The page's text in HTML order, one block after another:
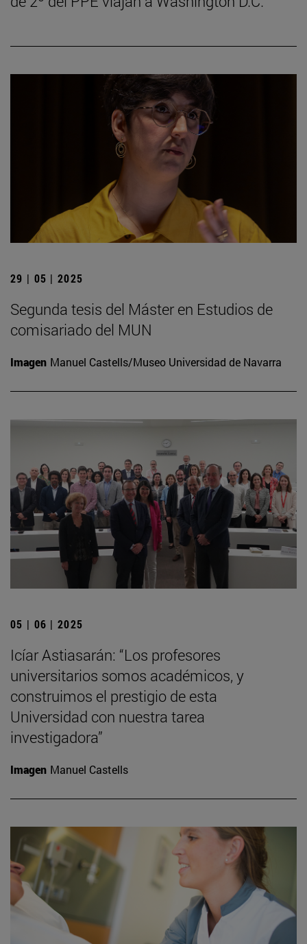
29 | 05 | 2025
Segunda tesis del Máster en Estudios de
comisariado del MUN
Imagen Manuel Castells/Museo Universidad de Navarra
05 | 06 | 2025
Icíar Astiasarán: “Los profesores
universitarios somos académicos, y
construimos el prestigio de esta
Universidad con nuestra tarea
investigadora”
Imagen Manuel Castells